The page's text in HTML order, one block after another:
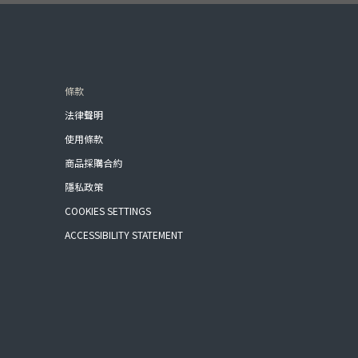
條款
法律聲明
使用條款
商品採購合約
隱私政策
COOKIES SETTINGS
ACCESSIBILITY STATEMENT